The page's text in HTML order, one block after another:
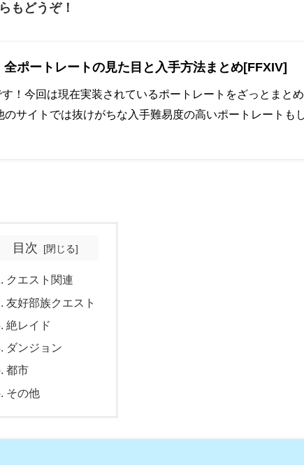
もどうぞ！
全ポートレートの見た目と入手方法まとめ[FFXIV]
！今回は現在実装されているポートレートをざっとまとめ
のサイトでは抜けがちな入手難易度の高いポートレートも
目次
クエスト関連
友好部族クエスト
絶レイド
ダンジョン
都市
その他